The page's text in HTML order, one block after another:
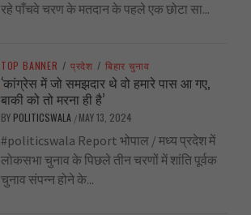
रहे पाँचवे चरण के मतदान के पहले एक छोटा सा...
TOP BANNER / प्रदेश / बिहार चुनाव
‘कांग्रेस में जो समझदार थे वो हमारे पास आ गए,
बाकी को तो मरना ही है’
BY POLITICSWALA / MAY 13, 2024
#politicswala Report भोपाल / मध्य प्रदेश में
लोकसभा चुनाव के पिछले तीन चरणों में शांति पूर्वक
चुनाव संपन्न होने के...